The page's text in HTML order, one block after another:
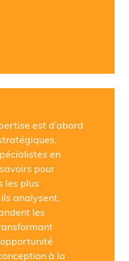
est d’abord
en
pour
les plus
analysent,
les
à la